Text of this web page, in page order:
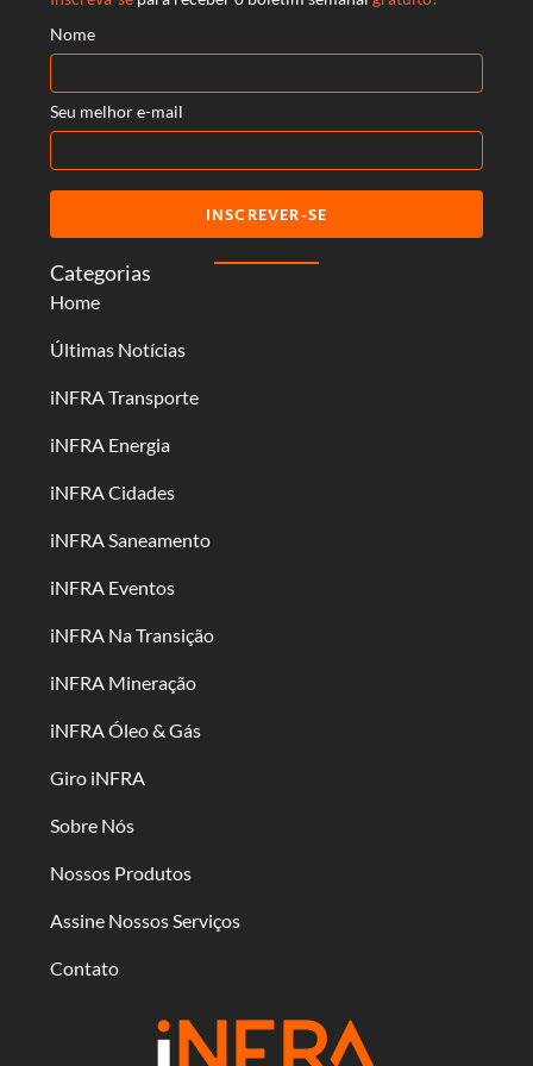
Categorias
Home
Últimas Notícias
iNFRA Transporte
iNFRA Energia
iNFRA Cidades
iNFRA Saneamento
iNFRA Eventos
iNFRA Na Transição
iNFRA Mineração
iNFRA Óleo & Gás
Giro iNFRA
Sobre Nós
Nossos Produtos
Assine Nossos Serviços
Contato
Nome
Seu melhor e-mail
INSCREVER-SE